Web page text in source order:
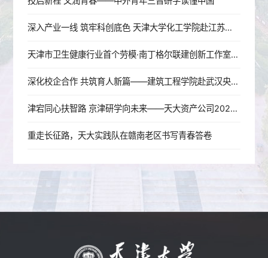
深入产业一线 筑牢科创底色 天津大学化工学院赴江苏开展暑期实践
天津市卫生健康行业首个劳模·南丁格尔联建创新工作室成立
深化校企合作 共筑育人新篇——建筑工程学院赴武汉央企走访调研
津宕同心扶智路 京津研学向未来——天大资产公司2026年宕昌师生研学活动圆满结束
重走长征路，天大实践队在赣南老区书写青春答卷